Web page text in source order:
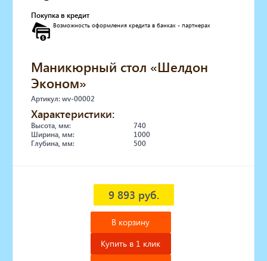
Оборудование для визажистов
Оборудование для нейл-бара
Солярии
Коллагенарий
Депиляция
Мебель в стиле Лофт
Доставка за один день
Покупка в кредит
Возможность оформления кредита в банках - партнерах
Маникюрный стол «Шелдон
Эконом»
Артикул: wv-00002
Характеристики:
Высота, мм:
740
Ширина, мм:
1000
Глубина, мм:
500
9 893 руб.
В корзину
Купить в 1 клик